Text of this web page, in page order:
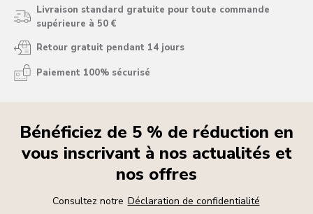
Livraison standard gratuite pour toute commande
supérieure à 50 €
Retour gratuit pendant 14 jours
Paiement 100% sécurisé
Bénéficiez de 5 % de réduction en
vous inscrivant à nos actualités et
nos offres
Consultez notre Déclaration de confidentialité